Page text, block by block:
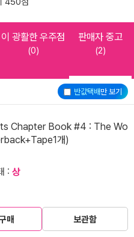
이 광활한 우주점
(0)
판매자 중고
(2)
반값택배만 보기
Chapter Book #4 : The Wo
개)
: 상
매 보관함